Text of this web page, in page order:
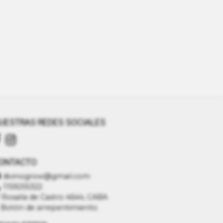
REDES SOCIALES
divinogrow@gmail.com
1159255322
Rosalía de Castro 4644, CABA
de arrepentimiento